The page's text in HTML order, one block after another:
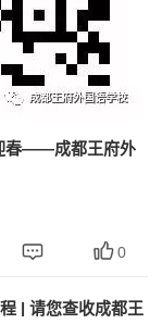
春——成都王府外
0
| 请您查收成都王